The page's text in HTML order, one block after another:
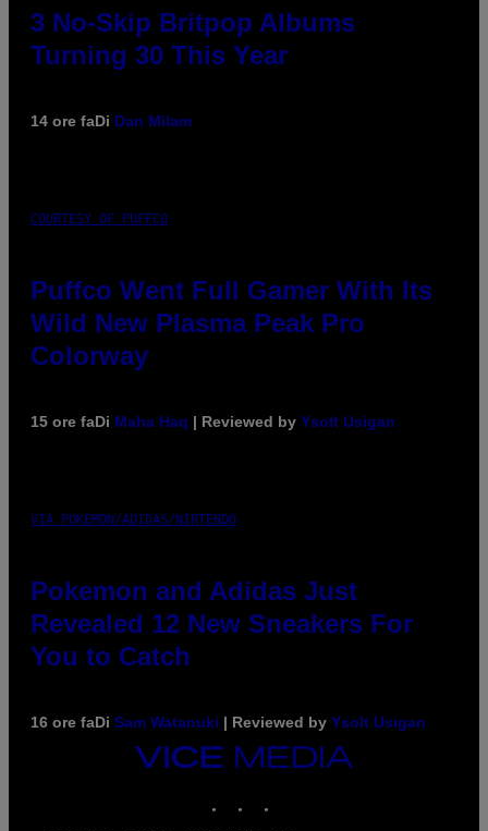
3 No-Skip Britpop Albums
Turning 30 This Year
14 ore faDi Dan Milam
COURTESY OF PUFFCO
Puffco Went Full Gamer With Its
Wild New Plasma Peak Pro
Colorway
15 ore faDi Maha Haq | Reviewed by Ysolt Usigan
VIA POKEMON/ADIDAS/NINTENDO
Pokemon and Adidas Just
Revealed 12 New Sneakers For
You to Catch
16 ore faDi Sam Watanuki | Reviewed by Ysolt Usigan
VICE